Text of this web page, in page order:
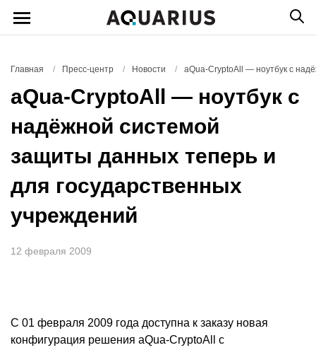
Главная / Пресс-центр / Новости / аQua-CryptoAll — ноутбук с
аQua-CryptoAll — ноутбук с
надёжной системой
защиты данных теперь и
для государственных
учреждений
12 февраля 2009
С 01 февраля 2009 года доступна к заказу новая
конфигурация решения аQua-CryptoAll с